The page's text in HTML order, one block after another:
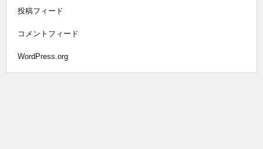
投稿フィード
コメントフィード
WordPress.org